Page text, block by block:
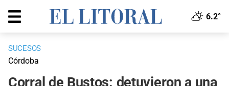
6.2°
SUCESOS
Córdoba
Corral de Bustos: detuvieron a una